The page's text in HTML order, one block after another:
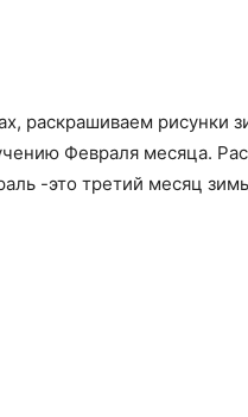
раскрашиваем рисунки
Февраля месяца.
-это третий месяц